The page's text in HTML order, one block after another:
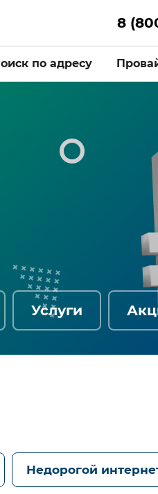
8
по адресу
Услуги
Недорогой